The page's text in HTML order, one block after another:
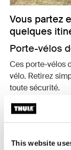
This website
Vous partez
quelques
Porte-vélos
Ces porte-vélos
vélo. Retirez
toute sécurité.
Vélos compatibles
Vélos à axe
Cadres en